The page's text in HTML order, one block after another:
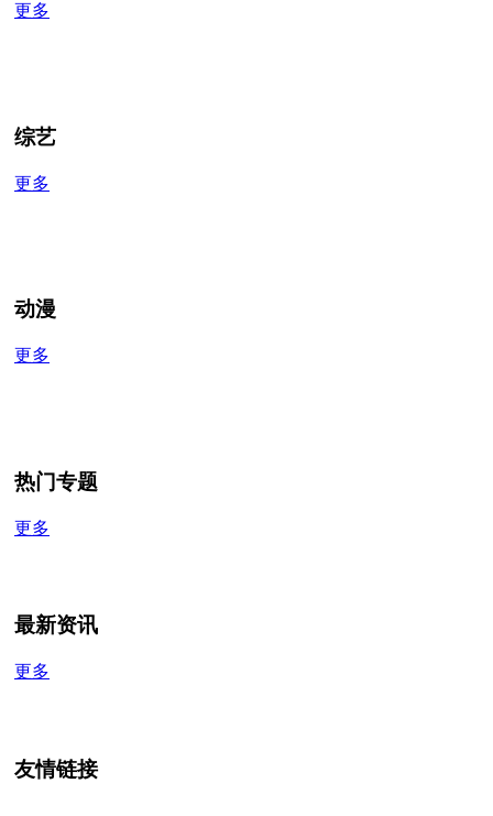
更多
综艺
更多
动漫
更多
热门专题
更多
最新资讯
更多
友情链接